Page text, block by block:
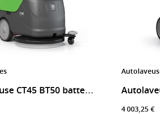
Autolaveuse CT45 BT50 batterie – Nettoyage industriel
4 003,25 €